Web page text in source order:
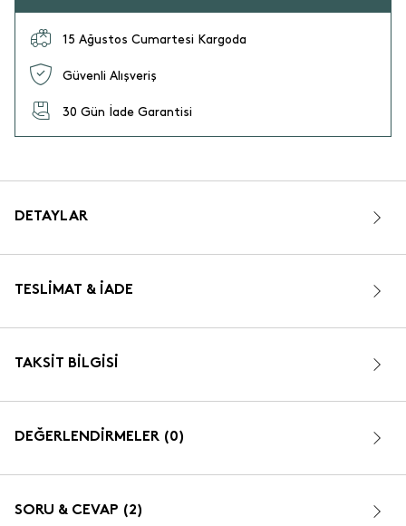
15 Ağustos Cumartesi Kargoda
Güvenli Alışveriş
30 Gün İade Garantisi
DETAYLAR
TESLIMAT & İADE
TAKSIT BILGISI
DEĞERLENDİRMELER (0)
SORU & CEVAP (2)